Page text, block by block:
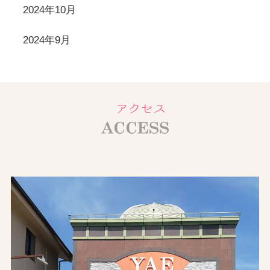
2024年10月
2024年9月